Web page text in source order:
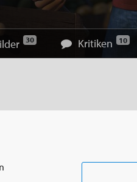
30 Kritiken 10